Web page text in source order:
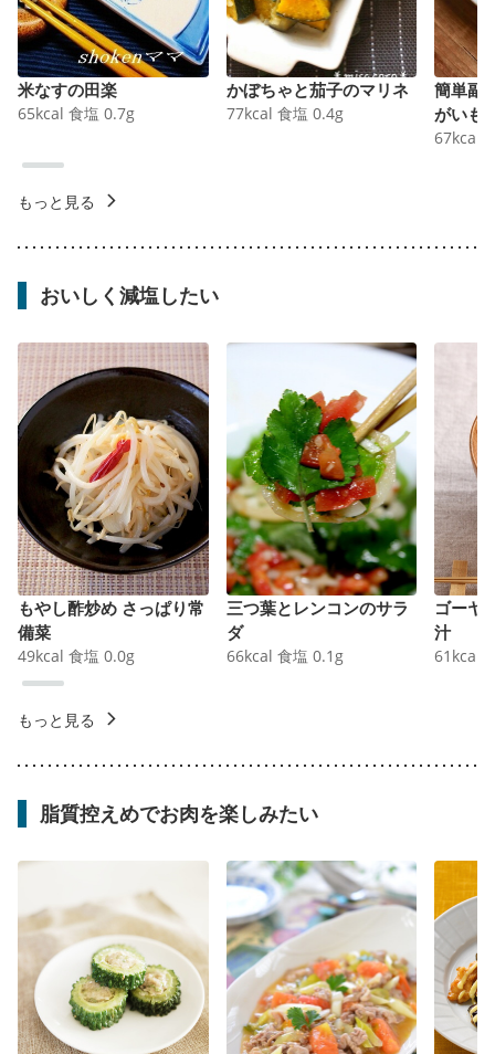
米なすの田楽
65kcal 食塩 0.7g
かぼちゃと茄子のマリネ
77kcal 食塩 0.4g
簡単副
がいも
67kcal
もっと見る
おいしく減塩したい
もやし酢炒め さっぱり常
備菜
49kcal 食塩 0.0g
三つ葉とレンコンのサラ
ダ
66kcal 食塩 0.1 g
ゴーヤ
汁
61 kcal
もっと見る
脂質控えめでお肉を楽しみたい